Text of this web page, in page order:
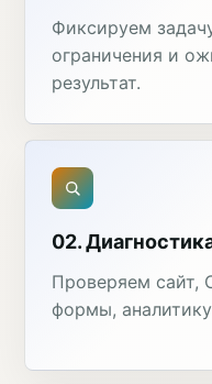
Фиксируем
ограничения и
результат.
02.
Проверяем сайт,
формы,